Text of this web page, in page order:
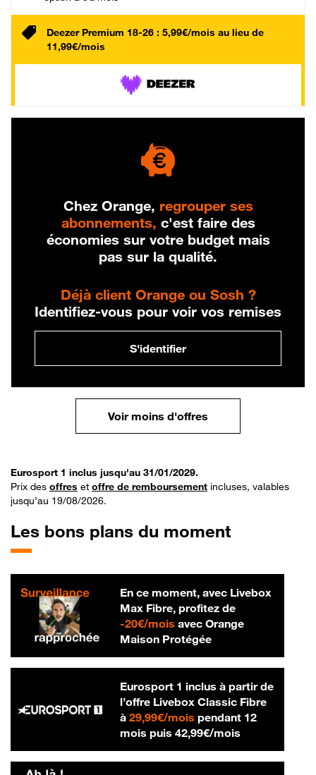
Deezer Premium 18-26 : 5,99€/mois au lieu de
11,99€/mois
Chez Orange, regrouper ses
abonnements, c'est faire des
économies sur votre budget mais
pas sur la qualité.
Déjà client Orange ou Sosh ?
Identifiez-vous pour voir vos remises
S'identifier
Voir moins d'offres
Eurosport 1 inclus jusqu'au 31/01/2029.
Prix des offres et offre de remboursement incluses, valables
jusqu’au 19/08/2026.
Les bons plans du moment
En ce moment, avec Livebox
Max Fibre, profitez de
-20€/mois20 € par mois
avec Orange
Maison Protégée
Eurosport 1 inclus à partir de
l’offre Livebox Classic Fibre
à 29,99€/mois29,99 € par mois
pendant 12
mois puis 42,99€/mois42,99 € par